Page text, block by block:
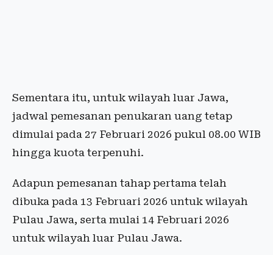
Sementara itu, untuk wilayah luar Jawa,
jadwal pemesanan penukaran uang tetap
dimulai pada 27 Februari 2026 pukul 08.00 WIB
hingga kuota terpenuhi.
Adapun pemesanan tahap pertama telah
dibuka pada 13 Februari 2026 untuk wilayah
Pulau Jawa, serta mulai 14 Februari 2026
untuk wilayah luar Pulau Jawa.